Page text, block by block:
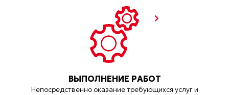
ВЫПОЛНЕНИЕ РАБОТ
Непосредственно оказание требующихся услуг и